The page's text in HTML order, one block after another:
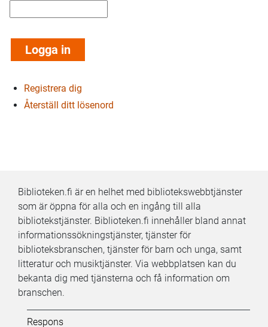
Registrera dig
Återställ ditt lösenord
Biblioteken.fi är en helhet med bibliotekswebbtjänster
som är öppna för alla och en ingång till alla
bibliotekstjänster. Biblioteken.fi innehåller bland annat
informationssökningstjänster, tjänster för
biblioteksbranschen, tjänster för barn och unga, samt
litteratur och musiktjänster. Via webbplatsen kan du
bekanta dig med tjänsterna och få information om
branschen.
Kifi:
Respons